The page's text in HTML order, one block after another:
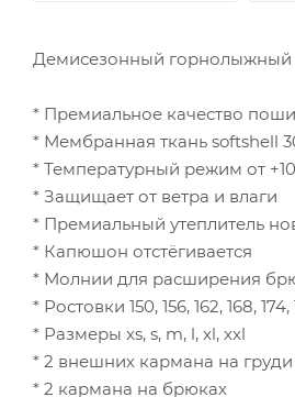
Демисезонный горнолыжный
* Премиальное качество
* Мембранная ткань softshell
* Температурный режим от
* Защищает от ветра и влаги
* Премиальный утеплитель
* Капюшон отстёгивается
* Молнии для расширения
* Ростовки 150, 156, 162, 168,
* Размеры xs, s, m, l, xl, xxl
* 2 внешних кармана на груди
* 2 кармана на брюках